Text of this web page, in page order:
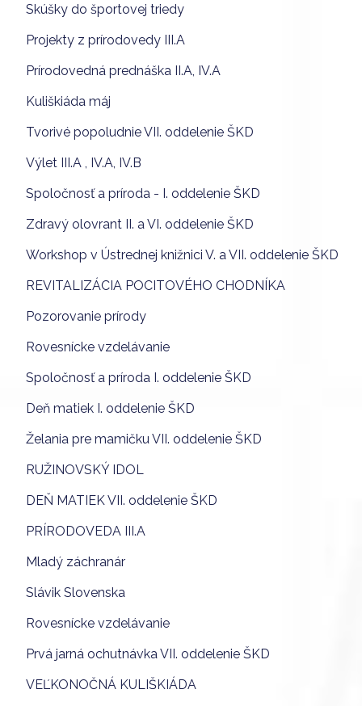
Skúšky do športovej triedy
Projekty z prírodovedy III.A
Prírodovedná prednáška II.A, IV.A
Kuliškiáda máj
Tvorivé popoludnie VII. oddelenie ŠKD
Výlet III.A , IV.A, IV.B
Spoločnosť a príroda - I. oddelenie ŠKD
Zdravý olovrant II. a VI. oddelenie ŠKD
Workshop v Ústrednej knižnici V. a VII. oddelenie ŠKD
REVITALIZÁCIA POCITOVÉHO CHODNÍKA
Pozorovanie prírody
Rovesnícke vzdelávanie
Spoločnosť a príroda I. oddelenie ŠKD
Deň matiek I. oddelenie ŠKD
Želania pre mamičku VII. oddelenie ŠKD
RUŽINOVSKÝ IDOL
DEŇ MATIEK VII. oddelenie ŠKD
PRÍRODOVEDA III.A
Mladý záchranár
Slávik Slovenska
Rovesnícke vzdelávanie
Prvá jarná ochutnávka VII. oddelenie ŠKD
VEĽKONOČNÁ KULIŠKIÁDA